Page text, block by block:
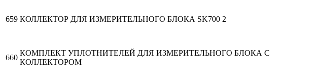
659 КОЛЛЕКТОР ДЛЯ ИЗМЕРИТЕЛЬНОГО БЛОКА SK700 2
660
КОМПЛЕКТ УПЛОТНИТЕЛЕЙ ДЛЯ ИЗМЕРИТЕЛЬНОГО БЛОКА С
КОЛЛЕКТОРОМ